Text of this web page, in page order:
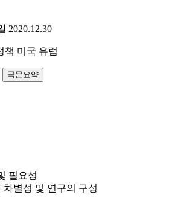
2020.12.30
책 미국 유럽
국문요약
필요성
차별성 및 연구의 구성